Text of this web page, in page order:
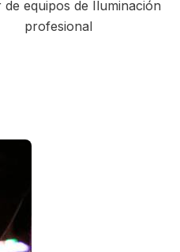
de equipos de Iluminación
profesional